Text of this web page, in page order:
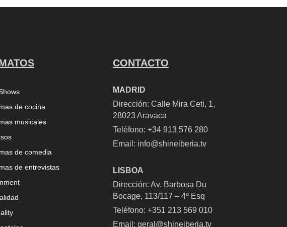
de cocina
musicales
de comedia
de entrevistas
CONTACTO
MADRID
Dirección: Calle Mira Ceti, 1,
28023 Aravaca
Teléfono:+34 913 576 280
Email: info@shineiberia.tv
LISBOA
Dirección: Av. Barbosa Du
Bocage, 113/117 – 4º Esq
Teléfono: +351 213 569 010
Email: geral@shineiberia.tv